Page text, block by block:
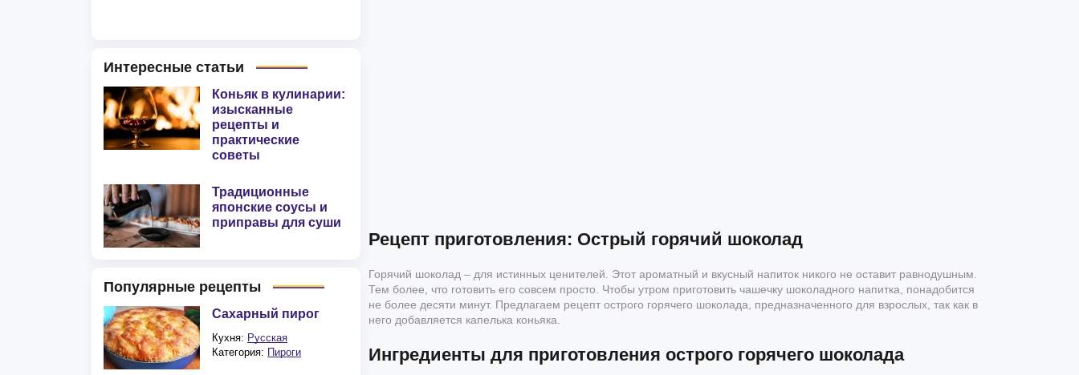
Рецепт приготовления: Острый горячий шоколад
Горячий шоколад – для истинных ценителей. Этот ароматный и вкусный напиток никого не оставит равнодушным.
Тем более, что готовить его совсем просто. Чтобы утром приготовить чашечку шоколадного напитка, понадобится
не более десяти минут. Предлагаем рецепт острого горячего шоколада, предназначенного для взрослых, так как в
него добавляется капелька коньяка.
Ингредиенты для приготовления острого горячего шоколада
Интересные статьи
Коньяк в кулинарии:
изысканные
рецепты и
практические
советы
Традиционные
японские соусы и
приправы для суши
Популярные рецепты
Сахарный пирог
Кухня: Русская
Категория: Пироги